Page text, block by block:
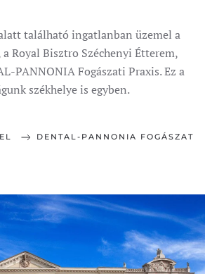
található ingatlanban üzemel a
Royal Bisztro Széchenyi Étterem,
PANNONIA Fogászati Praxis. Ez a
székhelye is egyben.
DENTAL-PANNONIA FOGÁSZAT